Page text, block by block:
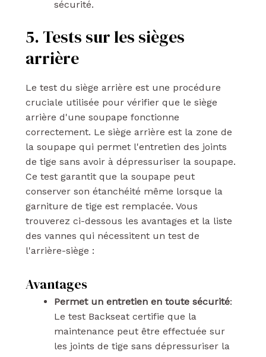
sécurité.
5. Tests sur les sièges
arrière
Le test du siège arrière est une procédure
cruciale utilisée pour vérifier que le siège
arrière d'une soupape fonctionne
correctement. Le siège arrière est la zone de
la soupape qui permet l'entretien des joints
de tige sans avoir à dépressuriser la soupape.
Ce test garantit que la soupape peut
conserver son étanchéité même lorsque la
garniture de tige est remplacée. Vous
trouverez ci-dessous les avantages et la liste
des vannes qui nécessitent un test de
l'arrière-siège :
Avantages
Permet un entretien en toute sécurité:
Le test Backseat certifie que la
maintenance peut être effectuée sur
les joints de tige sans dépressuriser la